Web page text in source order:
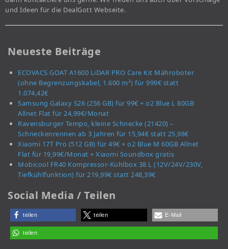
und Ideen für die DealGott Webseite.
Neueste Beiträge
ECOVACS GOAT A1600 LiDAR PRO Care Kit Mähroboter
(ohne Begrenzungskabel, 1.600 m²) für 999€ statt
1.074,42€
Samsung Galaxy S26 (256 GB) für 99€ + o2 Blue L 80GB
Allnet Flat für 24,99€/Monat
Ravensburger Tempo, kleine Schnecke (21420) –
Schneckenrennen ab 3 Jahren für 15,94€ statt 25,98€
Xiaomi 17T Pro (512 GB) für 49€ + o2 Blue M 60GB Allnet
Flat für 19,99€/Monat + Xiaomi Soundbox gratis
Mobicool FR40 Kompressor-Kühlbox 38 L (12V/24V/230V,
Tiefkühlfunktion) für 219,99€ statt 248,39€
Social Media / Teilen
teilen teilen E-Mail
teilen